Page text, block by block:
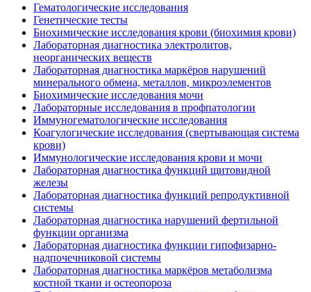
Гематологические исследования
Генетические тесты
Биохимические исследования крови (биохимия крови)
Лабораторная диагностика электролитов,
неорганических веществ
Лабораторная диагностика маркёров нарушений
минерального обмена, металлов, микроэлементов
Биохимические исследования мочи
Лабораторные исследования в профпатологии
Иммуногематологические исследования
Коагулогические исследования (свертывающая система
крови)
Иммунологические исследования крови и мочи
Лабораторная диагностика функций щитовидной
железы
Лабораторная диагностика функций репродуктивной
системы
Лабораторная диагностика нарушений фертильной
функции организма
Лабораторная диагностика функции гипофизарно-
надпочечниковой системы
Лабораторная диагностика маркёров метаболизма
костной ткани и остеопороза